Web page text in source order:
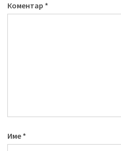
Коментар *
Име *